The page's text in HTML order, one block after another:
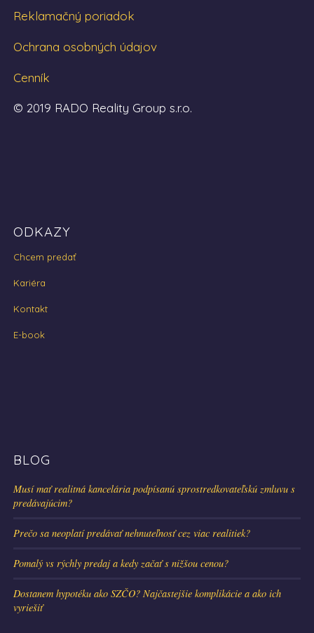
Reklamačný poriadok
Ochrana osobných údajov
Cenník
© 2019 RADO Reality Group s.r.o.
ODKAZY
Chcem predať
Kariéra
Kontakt
E-book
BLOG
Musí mať realitná kancelária podpísanú sprostredkovateľskú zmluvu s
predávajúcim?
Prečo sa neoplatí predávať nehnuteľnosť cez viac realitiek?
Pomalý vs rýchly predaj a kedy začať s nižšou cenou?
Dostanem hypotéku ako SZČO? Najčastejšie komplikácie a ako ich
vyriešiť